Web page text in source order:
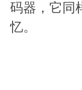
码器，它同
忆。